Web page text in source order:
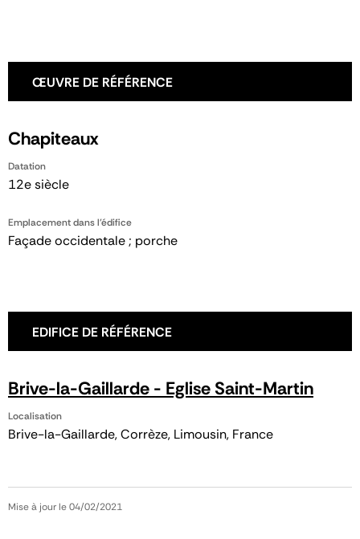
ŒUVRE DE RÉFÉRENCE
Chapiteaux
Datation
12e siècle
Emplacement dans l'édifice
Façade occidentale ; porche
EDIFICE DE RÉFÉRENCE
Brive-la-Gaillarde - Eglise Saint-Martin
Localisation
Brive-la-Gaillarde, Corrèze, Limousin, France
Mise à jour le 04/02/2021